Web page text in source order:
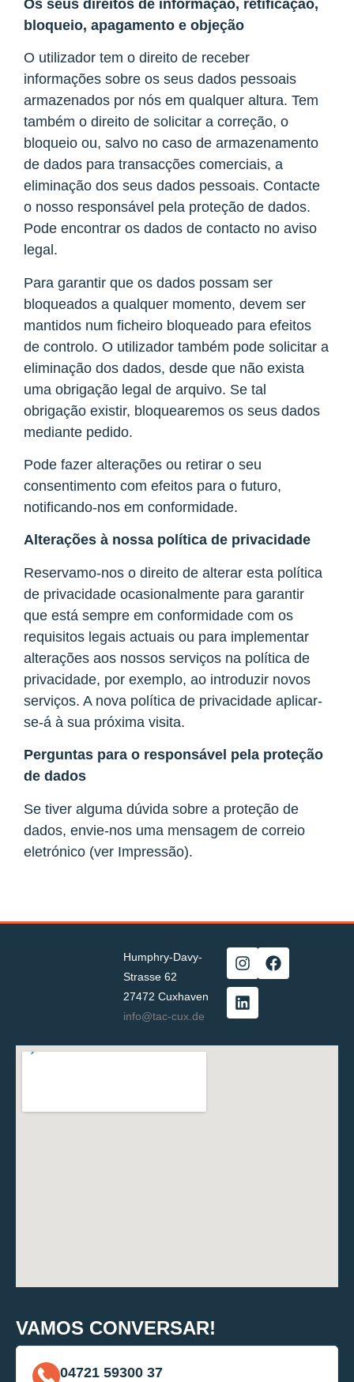
Os seus direitos de informação, retificação,
bloqueio, apagamento e objeção
O utilizador tem o direito de receber
informações sobre os seus dados pessoais
armazenados por nós em qualquer altura. Tem
também o direito de solicitar a correção, o
bloqueio ou, salvo no caso de armazenamento
de dados para transacções comerciais, a
eliminação dos seus dados pessoais. Contacte
o nosso responsável pela proteção de dados.
Pode encontrar os dados de contacto no aviso
legal.
Para garantir que os dados possam ser
bloqueados a qualquer momento, devem ser
mantidos num ficheiro bloqueado para efeitos
de controlo. O utilizador também pode solicitar a
eliminação dos dados, desde que não exista
uma obrigação legal de arquivo. Se tal
obrigação existir, bloquearemos os seus dados
mediante pedido.
Pode fazer alterações ou retirar o seu
consentimento com efeitos para o futuro,
notificando-nos em conformidade.
Alterações à nossa política de privacidade
Reservamo-nos o direito de alterar esta política
de privacidade ocasionalmente para garantir
que está sempre em conformidade com os
requisitos legais actuais ou para implementar
alterações aos nossos serviços na política de
privacidade, por exemplo, ao introduzir novos
serviços. A nova política de privacidade aplicar-
se-á à sua próxima visita.
Perguntas para o responsável pela proteção
de dados
Se tiver alguma dúvida sobre a proteção de
dados, envie-nos uma mensagem de correio
eletrónico (ver Impressão).
Humphry-Davy-
Strasse 62
27472 Cuxhaven
info@tac-cux.de
VAMOS CONVERSAR!
04721 59300 37